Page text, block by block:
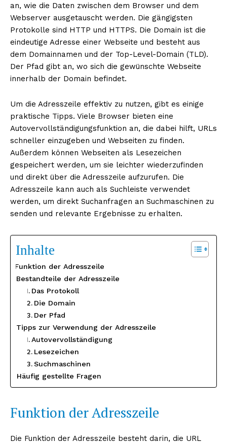
an, wie die Daten zwischen dem Browser und dem
Webserver ausgetauscht werden. Die gängigsten
Protokolle sind HTTP und HTTPS. Die Domain ist die
eindeutige Adresse einer Webseite und besteht aus
dem Domainnamen und der Top-Level-Domain (TLD).
Der Pfad gibt an, wo sich die gewünschte Webseite
innerhalb der Domain befindet.
Um die Adresszeile effektiv zu nutzen, gibt es einige
praktische Tipps. Viele Browser bieten eine
Autovervollständigungsfunktion an, die dabei hilft, URLs
schneller einzugeben und Webseiten zu finden.
Außerdem können Webseiten als Lesezeichen
gespeichert werden, um sie leichter wiederzufinden
und direkt über die Adresszeile aufzurufen. Die
Adresszeile kann auch als Suchleiste verwendet
werden, um direkt Suchanfragen an Suchmaschinen zu
senden und relevante Ergebnisse zu erhalten.
Inhalte
Funktion der Adresszeile
Bestandteile der Adresszeile
Das Protokoll
Die Domain
Der Pfad
Tipps zur Verwendung der Adresszeile
Autovervollständigung
Lesezeichen
Suchmaschinen
Häufig gestellte Fragen
Funktion der Adresszeile
Die Funktion der Adresszeile besteht darin, die URL